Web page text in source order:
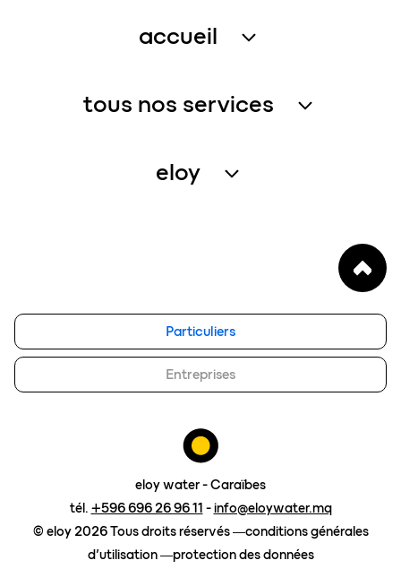
accueil
récupération de l’eau de pluie
tous nos services
services entretien
eloy
eloy group
travailler chez eloy
Contact
Particuliers
Entreprises
eloy water - Caraïbes
tél. +596 696 26 96 11 -info@eloywater.mq
© eloy 2026 Tous droits réservés
conditions générales
d’utilisation
protection des données